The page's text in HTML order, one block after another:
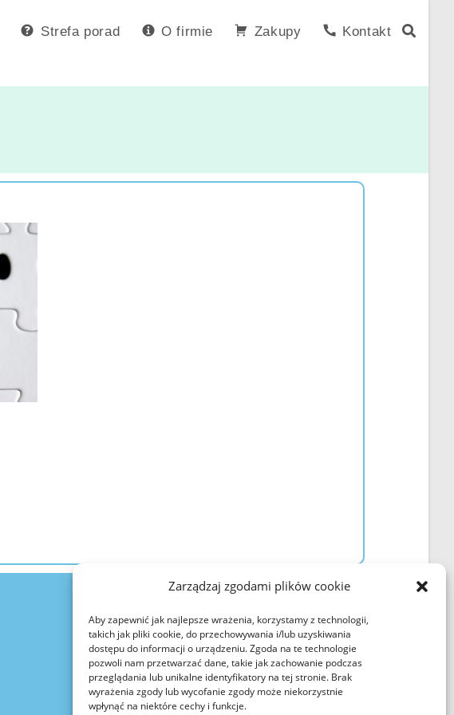
Zarządzaj zgodami plików cookie
Aby zapewnić jak najlepsze wrażenia, korzystamy z technologii,
takich jak pliki cookie, do przechowywania i/lub uzyskiwania
dostępu do informacji o urządzeniu. Zgoda na te technologie
pozwoli nam przetwarzać dane, takie jak zachowanie podczas
przeglądania lub unikalne identyfikatory na tej stronie. Brak
wyrażenia zgody lub wycofanie zgody może niekorzystnie
wpłynąć na niektóre cechy i funkcje.
Strefa porad O firmie Zakupy Kontakt
Polityka plików cookies
Regulamin korzystania ze strony internetowej